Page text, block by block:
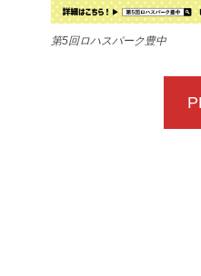
第5回ロハスパーク豊中